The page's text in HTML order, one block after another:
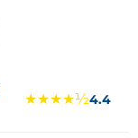
★★★★½4.4